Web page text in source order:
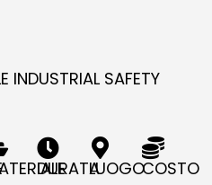
INDUSTRIAL SAFETY
DURATALUOGOCOSTO